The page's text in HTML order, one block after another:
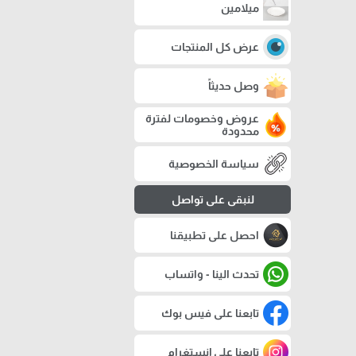
ميلامين
عرض كل المنتجات
وصل حديثاً
عروض وخصومات لفترة
محدودة
سياسة الخصوصية
لنبقى على تواصل
احصل على تطبيقنا
تحدث الينا - واتساب
تابعنا على فيس بوك
تابعنا على إنستغرام